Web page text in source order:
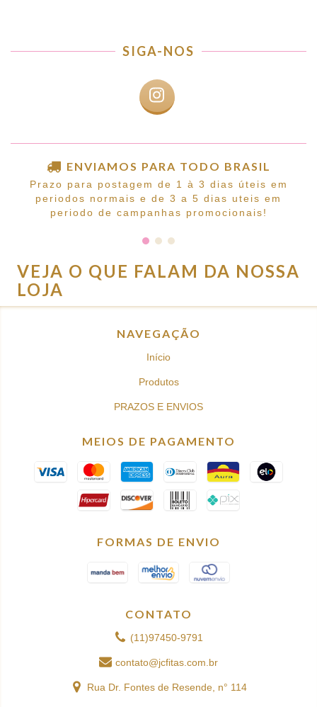
SIGA-NOS
ENVIAMOS PARA TODO BRASIL
Prazo para postagem de 1 à 3 dias úteis em
periodos normais e de 3 a 5 dias uteis em
periodo de campanhas promocionais!
VEJA O QUE FALAM DA NOSSA
LOJA
NAVEGAÇÃO
Início
Produtos
PRAZOS E ENVIOS
MEIOS DE PAGAMENTO
FORMAS DE ENVIO
CONTATO
(11)97450-9791
contato@jcfitas.com.br
Rua Dr. Fontes de Resende, n° 114